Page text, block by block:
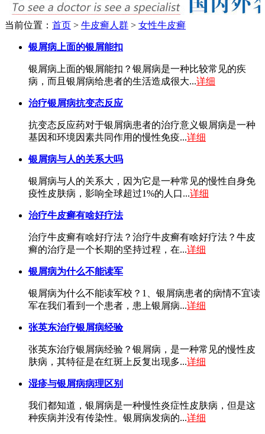
当前位置： 首页 > 牛皮癣人群 > 女性牛皮癣
银屑病上面的银屑能扣
银屑病上面的银屑能扣？银屑病是一种比较常见的疾
病，而且银屑病给患者的生活造成很大...详细
治疗银屑病抗变态反应
抗变态反应药对于银屑病患者的治疗意义银屑病是一种
基因和环境因素共同作用的慢性免疫...详细
银屑病与人的关系大吗
银屑病与人的关系大，因为它是一种常见的慢性自身免
疫性皮肤病，影响全球超过1%的人口...详细
治疗牛皮癣有啥好疗法
治疗牛皮癣有啥好疗法？治疗牛皮癣有啥好疗法？牛皮
癣的治疗是一个长期的坚持过程，在...详细
银屑病为什么不能读军
银屑病为什么不能读军校？1、银屑病患者的病情不宜读
军在我们看到一个患者，患上银屑病...详细
张英东治疗银屑病经验
张英东治疗银屑病经验？银屑病，是一种常见的慢性皮
肤病，其特征是在红斑上反复出现多...详细
湿疹与银屑病病理区别
我们都知道，银屑病是一种慢性炎症性皮肤病，但是这
种疾病并没有传染性。银屑病发病的...详细